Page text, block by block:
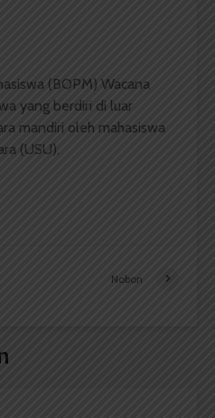
(BOPM) Wacana
yang berdiri di luar
mandiri oleh mahasiswa
(USU).
Nobon